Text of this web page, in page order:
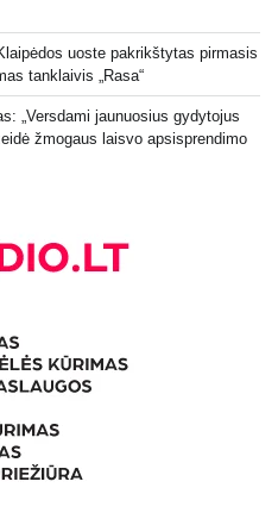
uoste pakrikštytas pirmasis
tanklaivis „Rasa“
„Versdami jaunuosius gydytojus
žmogaus laisvo apsisprendimo